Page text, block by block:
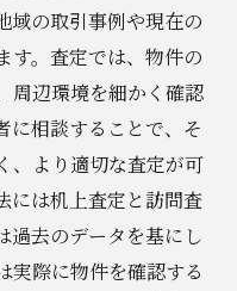
域の取引事例や現在の
す。査定では、物件の
周辺環境を細かく確認
に相談することで、そ
、より適切な査定が可
には机上査定と訪問査
過去のデータを基にし
実際に物件を確認する